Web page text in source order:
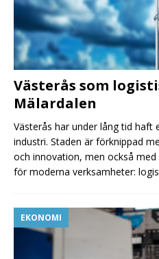
Västerås som
Mälardalen
Västerås har under lång tid haft
industri. Staden är förknippad
och innovation, men också
för moderna verksamheter:
EKONOMI